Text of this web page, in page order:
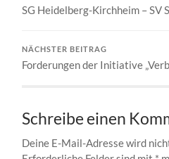
SG Heidelberg-Kirchheim – SV
NÄCHSTER BEITRAG
Forderungen der Initiative
Schreibe einen
Deine E-Mail-Adresse wird